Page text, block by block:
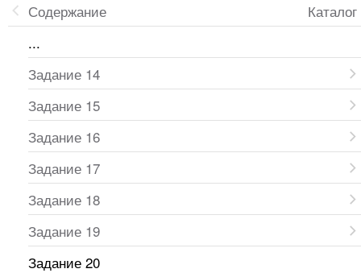
Каталог
Содержание
...
Задание 14
Задание 15
Задание 16
Задание 17
Задание 18
Задание 19
Задание 20